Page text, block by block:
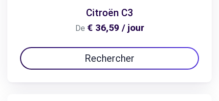
Citroën C3
De € 36,59 / jour
Rechercher